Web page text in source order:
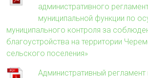
административного
муниципальной функции по
муниципального контроля за
благоустройства на территории
сельского поселения»
Административный регламент